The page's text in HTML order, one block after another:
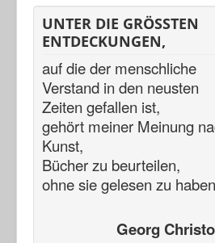
UNTER DIE GRÖSSTEN
ENTDECKUNGEN,
auf die der menschliche
Verstand in den neusten
Zeiten gefallen ist,
gehört meiner Meinung
Kunst,
Bücher zu beurteilen,
ohne sie gelesen zu
Georg